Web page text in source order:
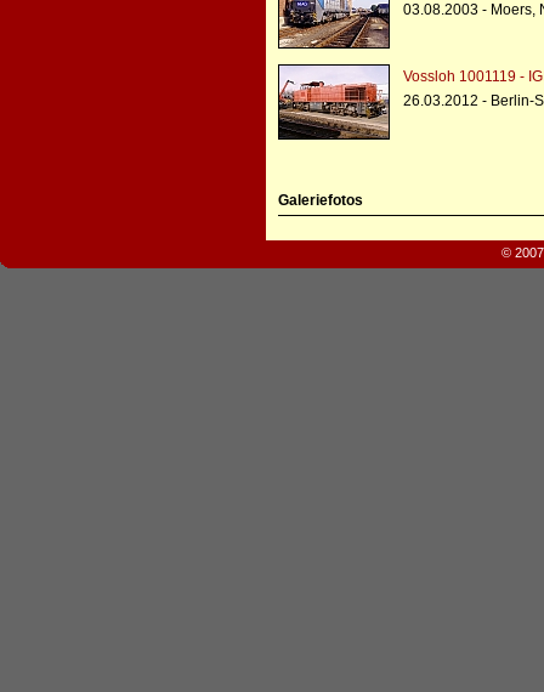
03.08.2003 - Moers,
Vossloh 1001119 -
26.03.2012 - Berlin-
Galeriefotos
©